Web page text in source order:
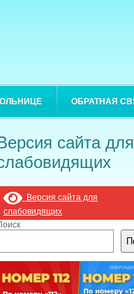
ОБРАТНАЯ
сайта для
Версия сайта для
слабовидящих